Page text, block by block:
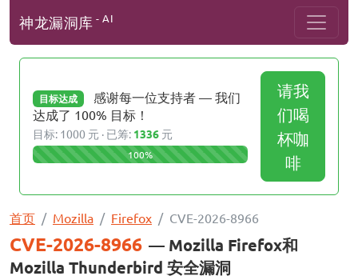
神龙漏洞库 - AI
目标达成
感谢每一位支持者 — 我们
达成了 100% 目标！
目标: 1000 元 · 已筹: 1336 元
100%
请我
们喝
杯咖
啡
首页 Mozilla Firefox CVE-2026-8966
CVE-2026-8966 — Mozilla Firefox和
Mozilla Thunderbird 安全漏洞